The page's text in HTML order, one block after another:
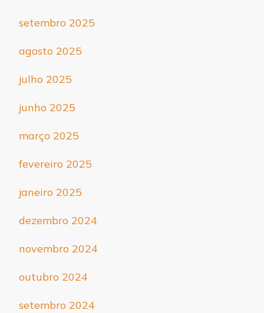
setembro 2025
agosto 2025
julho 2025
junho 2025
março 2025
fevereiro 2025
janeiro 2025
dezembro 2024
novembro 2024
outubro 2024
setembro 2024